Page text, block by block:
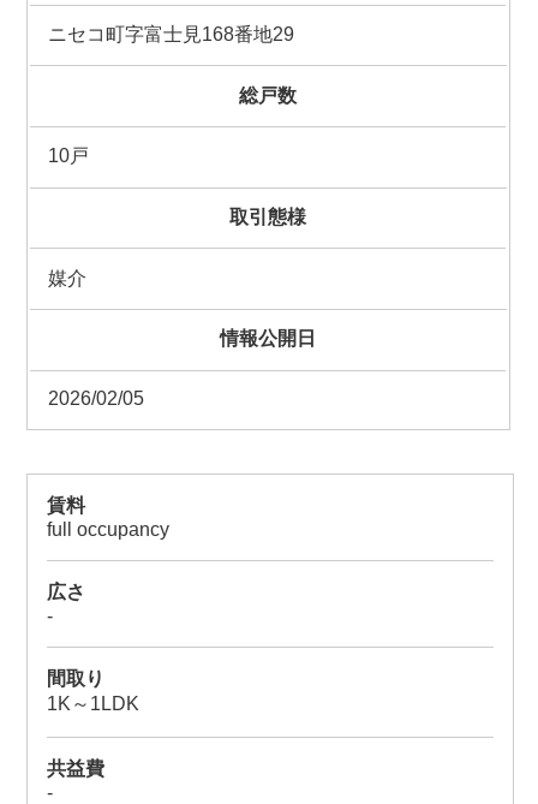
ニセコ町字富士見168番地29
総戸数
10戸
取引態様
媒介
情報公開日
2026/02/05
賃料
full occupancy
広さ
-
間取り
1K～1LDK
共益費
-